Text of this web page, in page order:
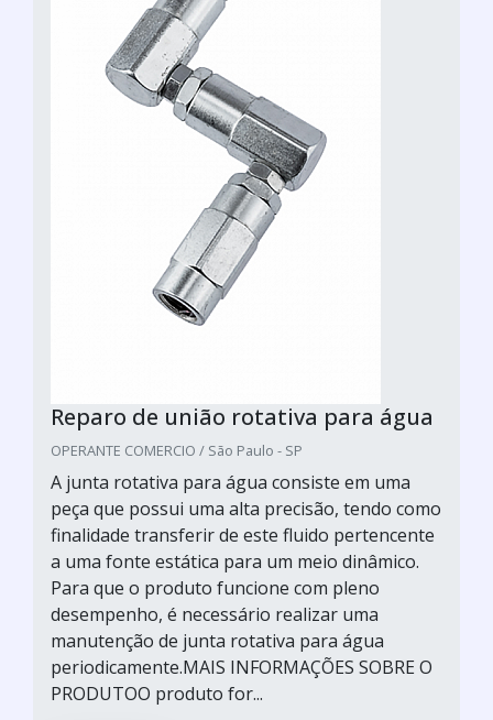
Reparo de união rotativa para água
OPERANTE COMERCIO / São Paulo - SP
A junta rotativa para água consiste em uma
peça que possui uma alta precisão, tendo como
finalidade transferir de este fluido pertencente
a uma fonte estática para um meio dinâmico.
Para que o produto funcione com pleno
desempenho, é necessário realizar uma
manutenção de junta rotativa para água
periodicamente.MAIS INFORMAÇÕES SOBRE O
PRODUTOO produto for...